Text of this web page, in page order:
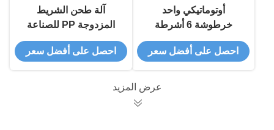
أوتوماتيكي واحد
خرطوشة 6 أشرطة
الخروج PP حزام التعبئة
مصنع التصنيع
احصل على أفضل سعر
آلة طحن الشريط
المزدوجة PP للصناعة
المخصصة
احصل على أفضل سعر
عرض المزيد